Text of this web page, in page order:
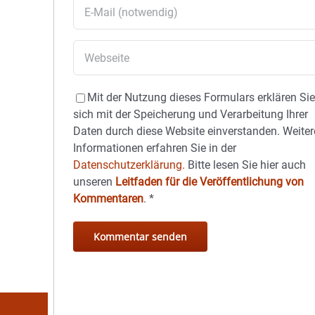
Mit der Nutzung dieses Formulars erklären Sie
sich mit der Speicherung und Verarbeitung Ihrer
Daten durch diese Website einverstanden.
Informationen erfahren Sie in der
Datenschutzerklärung. Bitte lesen Sie hier auch
unseren Leitfaden für die Veröffentlichung von
Kommentaren.*